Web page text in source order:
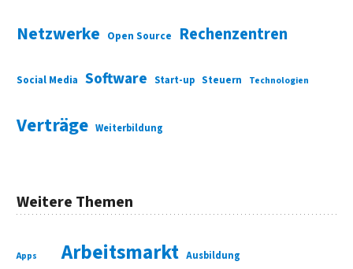
Netzwerke Open Source Rechenzentren
Social Media Software Start-up Steuern Technologien
Verträge Weiterbildung
Weitere Themen
Apps Arbeitsmarkt Ausbildung